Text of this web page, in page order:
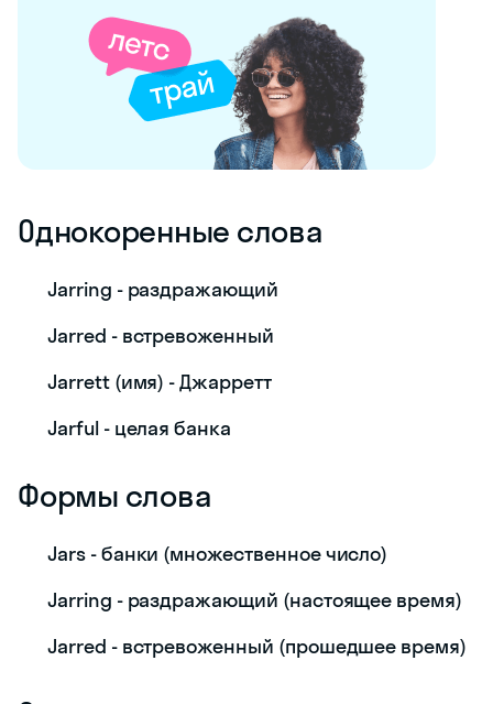
Однокоренные слова
Jarring - раздражающий
Jarred - встревоженный
Jarrett (имя) - Джарретт
Jarful - целая банка
Формы слова
Jars - банки (множественное число)
Jarring - раздражающий (настоящее время)
Jarred - встревоженный (прошедшее время)